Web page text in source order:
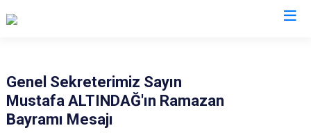
Genel Sekreterimiz Sayın
Mustafa ALTINDAĞ'ın Ramazan
Bayramı Mesajı